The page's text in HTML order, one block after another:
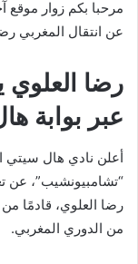
مرحبا بكم زوار
عن انتقال المغربي
رضا العلوي
عبر بوابة
أعلن نادي هال سيتي
“تشامبيونشيب”، عن
رضا العلوي، قادمًا
من الدوري المغربي.